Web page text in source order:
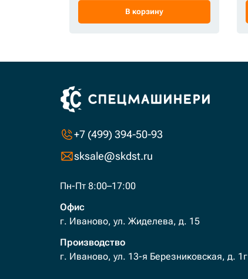
В корзину
+7 (499) 394-50-93
sksale@skdst.ru
Пн-Пт 8:00–17:00
Офис
г. Иваново, ул. Жиделева, д. 15
Производство
г. Иваново, ул. 13-я Березниковская, д. 1г